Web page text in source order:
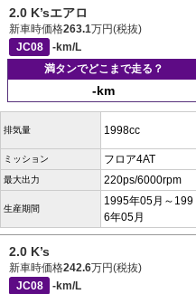
2.0 K’sエアロ
新車時価格263.1万円(税抜)
JC08
-km/L
満タンでどこまで走る？
-km
排気量 1998cc
ミッション フロア4AT
最大出力 220ps/6000rpm
生産期間
1995年05月～199
6年05月
2.0 K’s
新車時価格242.6万円(税抜)
JC08
-km/L